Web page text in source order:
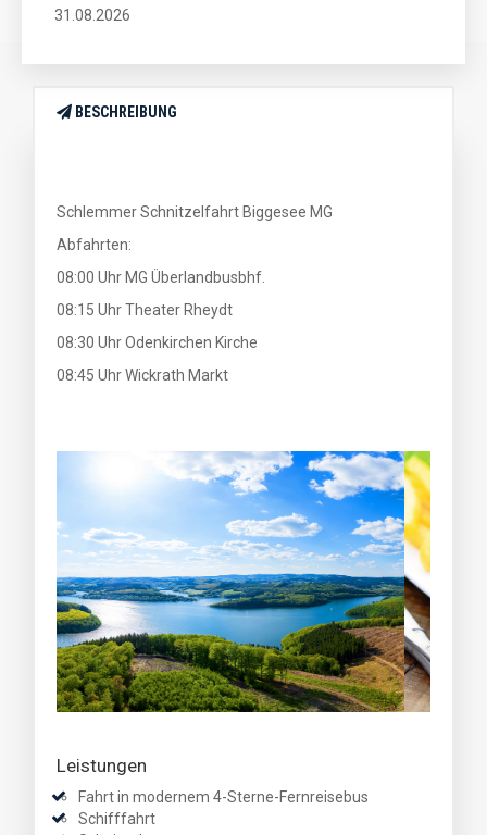
31.08.2026
BESCHREIBUNG
Schlemmer Schnitzelfahrt Biggesee MG
Abfahrten:
08:00 Uhr MG Überlandbusbhf.
08:15 Uhr Theater Rheydt
08:30 Uhr Odenkirchen Kirche
08:45 Uhr Wickrath Markt
Leistungen
Fahrt in modernem 4-Sterne-Fernreisebus
Schifffahrt